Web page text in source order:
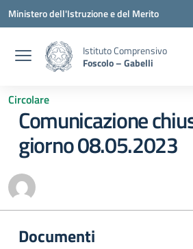
Vai ai contenuti
Vai al menu di navigazione
Vai al footer
Ministero dell'Istruzione e del Merito
Istituto Comprensivo
Foscolo – Gabelli
Circolare
Comunicazione
giorno 08.05.2023
Documenti